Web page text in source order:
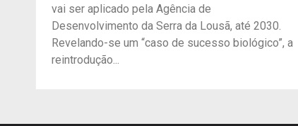
vai ser aplicado pela Agência de
Desenvolvimento da Serra da Lousã, até 2030.
Revelando-se um “caso de sucesso biológico”, a
reintrodução...